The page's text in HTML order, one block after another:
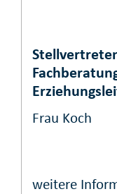
Frau Koch
weitere